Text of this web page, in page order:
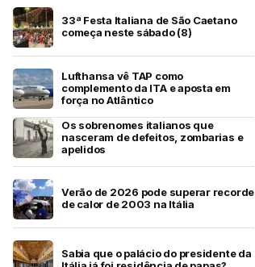
33ª Festa Italiana de São Caetano
começa neste sábado (8)
Lufthansa vê TAP como
complemento da ITA e aposta em
força no Atlântico
Os sobrenomes italianos que
nasceram de defeitos, zombarias e
apelidos
Verão de 2026 pode superar recorde
de calor de 2003 na Itália
Sabia que o palácio do presidente da